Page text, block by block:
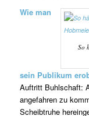
So
Wie man
sein Publikum
Auftritt Buhlschaft:
angefahren zu
Scheibtruhe